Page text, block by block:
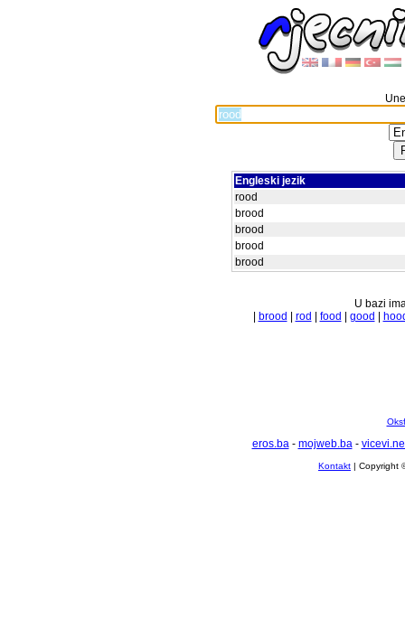
Engleski jezik
rood
brood
brood
brood
brood
U bazi
brood rod food good
eros.ba- mojweb.ba-
Kontakt | Copyright